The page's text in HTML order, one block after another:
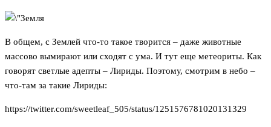
В общем, с Землей что-то такое творится – даже животные
массово вымирают или сходят с ума. И тут еще метеориты. Как
говорят светлые адепты – Лириды. Поэтому, смотрим в небо –
что-там за такие Лириды:
https://twitter.com/sweetleaf_505/status/1251576781020131329